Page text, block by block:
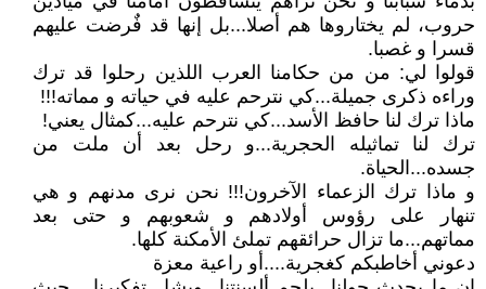
حروب، لم يختاروها هم أصلا...بل إنها قد فٌرضت عليهم
قسرا و غصبا.
قولوا لي: من من حكامنا العرب اللذين رحلوا قد ترك
وراءه ذكرى جميلة...كي نترحم عليه في حياته و مماته!!!
ماذا ترك لنا حافظ الأسد...كي نترحم عليه...كمثال يعني!
ترك لنا تماثيله الحجرية...و رحل بعد أن ملت من
جسده...الحياة.
و ماذا ترك الزعماء الآخرون!!! نحن نرى مدنهم و هي
تنهار على رؤوس أولادهم و شعوبهم و حتى بعد
مماتهم...ما تزال حرائقهم تملئ الأمكنة كلها.
دعوني أخاطبكم كغجرية....أو راعية معزة